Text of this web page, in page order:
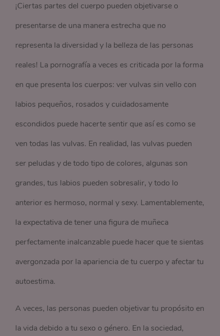
¡Ciertas partes del cuerpo pueden objetivarse o
presentarse de una manera estrecha que no
representa la diversidad y la belleza de las personas
reales! La pornografía a veces es criticada por la forma
en que presenta los cuerpos: ver vulvas sin vello con
labios pequeños, rosados ​​y cuidadosamente
escondidos puede hacerte sentir que así es como se
ven todas las vulvas. En realidad, las vulvas pueden
ser peludas y de todo tipo de colores, algunas son
grandes, tus labios pueden sobresalir, y todo lo
anterior es hermoso, normal y sexy. Lamentablemente,
la expectativa de tener una figura de muñeca
perfectamente inalcanzable puede hacer que te sientas
avergonzada por la apariencia de tu cuerpo y afectar tu
autoestima.
A veces, las personas pueden objetivar tu propósito en
la vida debido a tu sexo o género. En la sociedad,